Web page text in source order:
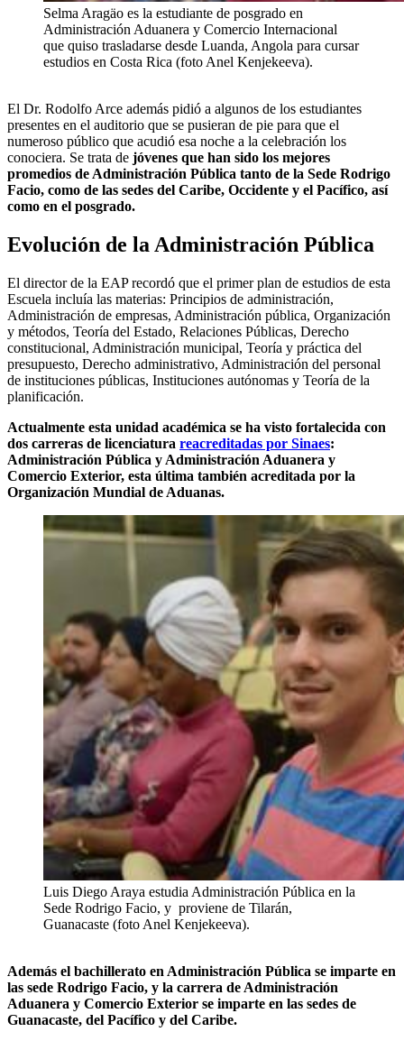
Selma Aragäo es la estudiante de posgrado en
Administración Aduanera y Comercio Internacional
que quiso trasladarse desde Luanda, Angola para cursar
estudios en Costa Rica (foto Anel Kenjekeeva).
El Dr. Rodolfo Arce además pidió a algunos de los estudiantes
presentes en el auditorio que se pusieran de pie para que el
numeroso público que acudió esa noche a la celebración los
conociera. Se trata de jóvenes que han sido los mejores
promedios de Administración Pública tanto de la Sede Rodrigo
Facio, como de las sedes del Caribe, Occidente y el Pacífico, así
como en el posgrado.
Evolución de la Administración Pública
El director de la EAP recordó que el primer plan de estudios de esta
Escuela incluía las materias: Principios de administración,
Administración de empresas, Administración pública, Organización
y métodos, Teoría del Estado, Relaciones Públicas, Derecho
constitucional, Administración municipal, Teoría y práctica del
presupuesto, Derecho administrativo, Administración del personal
de instituciones públicas, Instituciones autónomas y Teoría de la
planificación.
Actualmente esta unidad académica se ha visto fortalecida con
dos carreras de licenciatura reacreditadas por Sinaes:
Administración Pública y Administración Aduanera y
Comercio Exterior, esta última también acreditada por la
Organización Mundial de Aduanas.
Luis Diego Araya estudia Administración Pública en la
Sede Rodrigo Facio, y proviene de Tilarán,
Guanacaste (foto Anel Kenjekeeva).
Además el bachillerato en Administración Pública se imparte en
las sede Rodrigo Facio, y la carrera de Administración
Aduanera y Comercio Exterior se imparte en las sedes de
Guanacaste, del Pacífico y del Caribe.